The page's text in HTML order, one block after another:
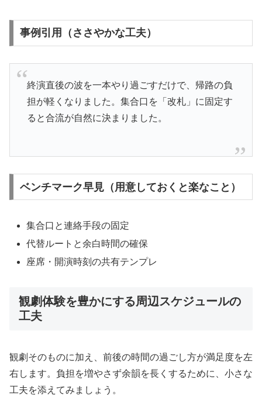
事例引用（ささやかな工夫）
終演直後の波を一本やり過ごすだけで、帰路の負
担が軽くなりました。集合口を「改札」に固定す
ると合流が自然に決まりました。
ベンチマーク早見（用意しておくと楽なこと）
集合口と連絡手段の固定
代替ルートと余白時間の確保
座席・開演時刻の共有テンプレ
観劇体験を豊かにする周辺スケジュールの
工夫
観劇そのものに加え、前後の時間の過ごし方が満足度を左
右します。負担を増やさず余韻を長くするために、小さな
工夫を添えてみましょう。